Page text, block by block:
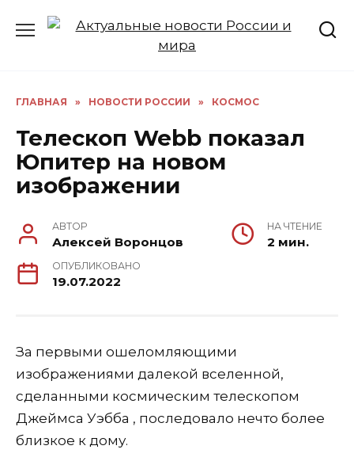
ГЛАВНАЯ » НОВОСТИ РОССИИ » КОСМОС
Телескоп Webb показал
Юпитер на новом
изображении
АВТОР
Алексей Воронцов
НА ЧТЕНИЕ
2 мин.
ОПУБЛИКОВАНО
19.07.2022
За первыми ошеломляющими
изображениями далекой вселенной,
сделанными космическим телескопом
Джеймса Уэбба , последовало нечто более
близкое к дому.